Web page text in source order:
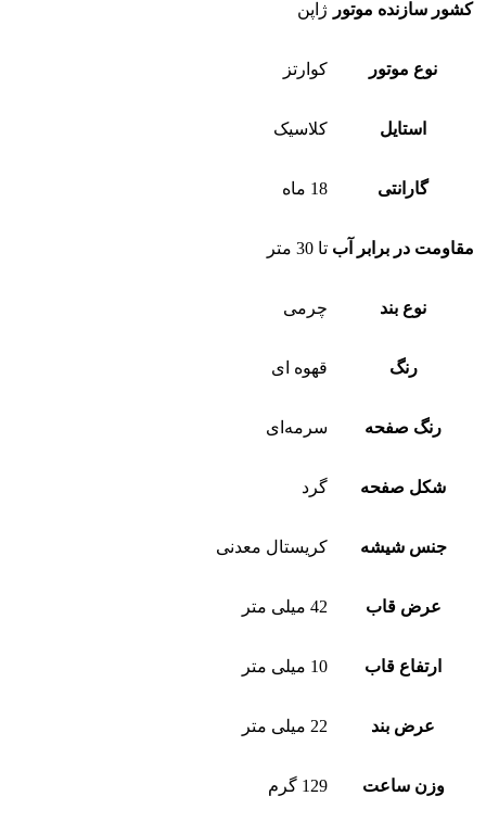
کشور سازنده موتور ژاپن
نوع موتور کوارتز
استایل کلاسیک
گارانتی 18 ماه
مقاومت در برابر آب تا 30 متر
نوع بند چرمی
رنگ قهوه ای
رنگ صفحه سرمه‌ای
شکل صفحه گرد
جنس شیشه کریستال معدنی
عرض قاب 42 میلی متر
ارتفاع قاب 10 میلی متر
عرض بند 22 میلی متر
وزن ساعت 129 گرم